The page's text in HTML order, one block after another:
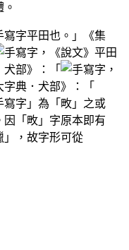
平田也。」《集
，《說文》平田
部》：「
，
典．犬部》：「
」為「畋」之或
「畋」字原本即有
」，故字形可從